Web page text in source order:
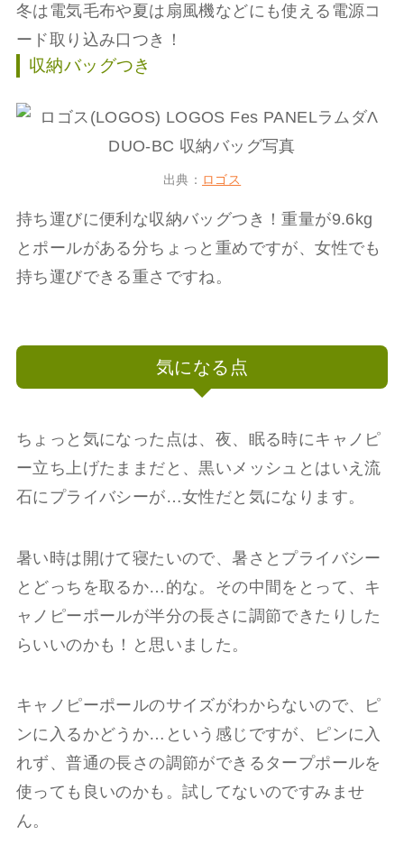
冬は電気毛布や夏は扇風機などにも使える電源コ
ード取り込み口つき！
収納バッグつき
出典： ロゴス
持ち運びに便利な収納バッグつき！重量が9.6kg
とポールがある分ちょっと重めですが、女性でも
持ち運びできる重さですね。
気になる点
ちょっと気になった点は、夜、眠る時にキャノピ
ー立ち上げたままだと、黒いメッシュとはいえ流
石にプライバシーが…女性だと気になります。
暑い時は開けて寝たいので、暑さとプライバシー
とどっちを取るか…的な。その中間をとって、キ
ャノピーポールが半分の長さに調節できたりした
らいいのかも！と思いました。
キャノピーポールのサイズがわからないので、ピ
ンに入るかどうか…という感じですが、ピンに入
れず、普通の長さの調節ができるタープポールを
使っても良いのかも。試してないのですみませ
ん。